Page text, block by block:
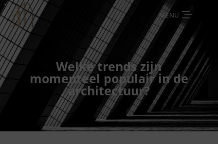
MENU
Welke trends zijn
momenteel populair in de
architectuur?